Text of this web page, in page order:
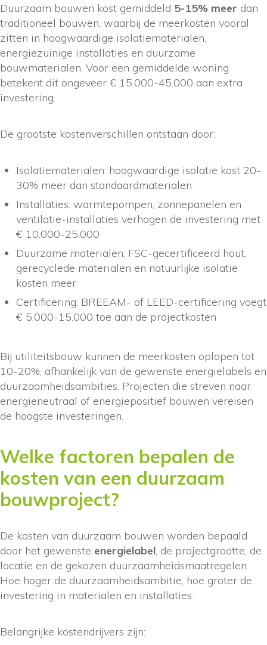
Duurzaam bouwen kost gemiddeld 5-15% meer dan
traditioneel bouwen, waarbij de meerkosten vooral
zitten in hoogwaardige isolatiematerialen,
energiezuinige installaties en duurzame
bouwmaterialen. Voor een gemiddelde woning
betekent dit ongeveer € 15.000-45.000 aan extra
investering.
De grootste kostenverschillen ontstaan door:
Isolatiematerialen: hoogwaardige isolatie kost 20-
30% meer dan standaardmaterialen
Installaties: warmtepompen, zonnepanelen en
ventilatie-installaties verhogen de investering met
€ 10.000-25.000
Duurzame materialen: FSC-gecertificeerd hout,
gerecyclede materialen en natuurlijke isolatie
kosten meer
Certificering: BREEAM- of LEED-certificering voegt
€ 5.000-15.000 toe aan de projectkosten
Bij utiliteitsbouw kunnen de meerkosten oplopen tot
10-20%, afhankelijk van de gewenste energielabels en
duurzaamheidsambities. Projecten die streven naar
energieneutraal of energiepositief bouwen vereisen
de hoogste investeringen.
Welke factoren bepalen de
kosten van een duurzaam
bouwproject?
De kosten van duurzaam bouwen worden bepaald
door het gewenste energielabel, de projectgrootte, de
locatie en de gekozen duurzaamheidsmaatregelen.
Hoe hoger de duurzaamheidsambitie, hoe groter de
investering in materialen en installaties.
Belangrijke kostendrijvers zijn: